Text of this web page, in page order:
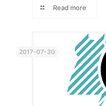
Read more
2017-07-30